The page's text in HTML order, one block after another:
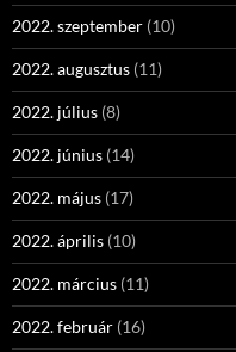
2022. szeptember (10)
2022. augusztus (11)
2022. július (8)
2022. június (14)
2022. május (17)
2022. április (10)
2022. március (11)
2022. február (16)